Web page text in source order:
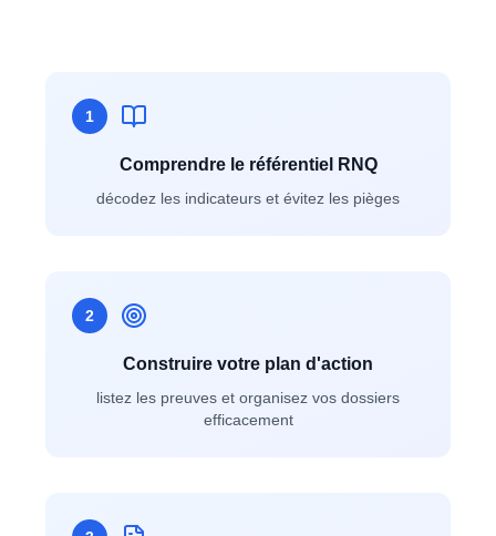
1
Comprendre le référentiel RNQ
décodez les indicateurs et évitez les pièges
2
Construire votre plan d'action
listez les preuves et organisez vos dossiers
efficacement